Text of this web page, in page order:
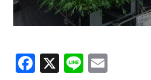
Facebook
X Line